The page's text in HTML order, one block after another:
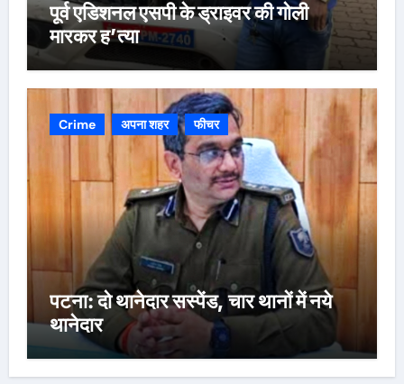
पूर्व एडिशनल एसपी के ड्राइवर की गोली
मारकर ह’त्या
Crime अपना शहर फीचर
पटना: दो थानेदार सस्पेंड, चार थानों में नये
थानेदार